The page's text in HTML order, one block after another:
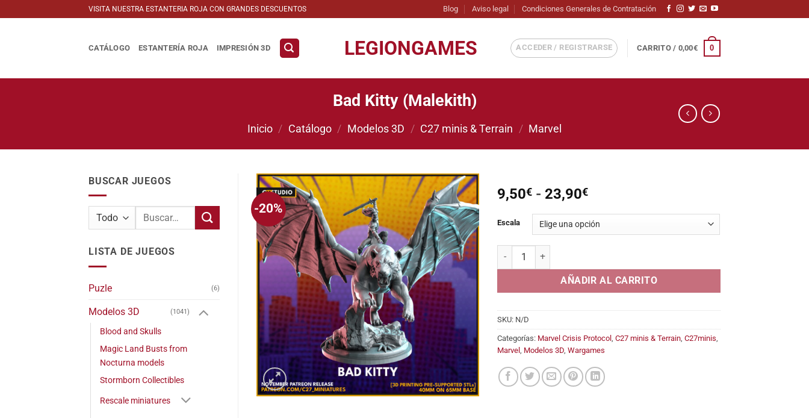
al
VISITA NUESTRA ESTANTERIA ROJA CON GRANDES DESCUENTOS Blog Aviso legal Condiciones Generales de Contratación
LEGIONGAMES
CATÁLOGO ESTANTERÍA ROJA IMPRESIÓN 3D ACCEDER / REGISTRARSE CARRITO / 0,00€ 0
Bad Kitty (Malekith)
Inicio / Catálogo / Modelos 3D / C27 minis & Terrain / Marvel
BUSCAR JUEGOS
Buscar
LISTA DE JUEGOS
Puzle (6)
Modelos 3D (1041)
Blood and Skulls
Magic Land Busts from
Nocturna models
Stormborn Collectibles
Rescale miniatures
-20%
Añadir
a la
lista de
deseos
9,50€ - 23,90€Rango
precios:
desde
hasta
23,90€
Escala
Bad Kitty (Malekith) cantidad
AÑADIR AL CARRITO
SKU: N/D
Categorías: Marvel Crisis Protocol ,C27 minis & Terrain ,C27minis
Marvel Modelos 3D ,Wargames